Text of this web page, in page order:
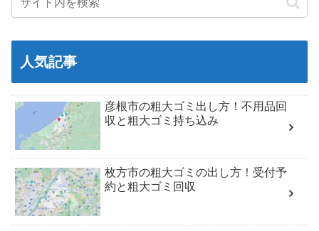
人気記事
彦根市の粗大ゴミ出し方！不用品回
収と粗大ゴミ持ち込み
枚方市の粗大ゴミの出し方！受付予
約と粗大ゴミ回収